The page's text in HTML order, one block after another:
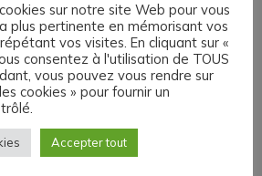
sur notre site Web pour vous
plus pertinente en mémorisant vos
vos visites. En cliquant sur «
consentez à l'utilisation de TOUS
vous pouvez vous rendre sur
cookies » pour fournir un
Accepter tout